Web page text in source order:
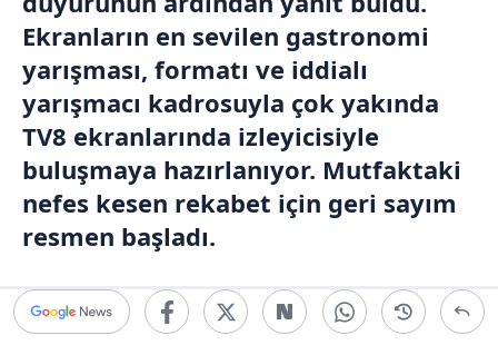
Ekranların en sevilen gastronomi
yarışması, formatı ve iddialı
yarışmacı kadrosuyla çok yakında
TV8 ekranlarında izleyicisiyle
buluşmaya hazırlanıyor. Mutfaktaki
nefes kesen rekabet için geri sayım
resmen başladı.